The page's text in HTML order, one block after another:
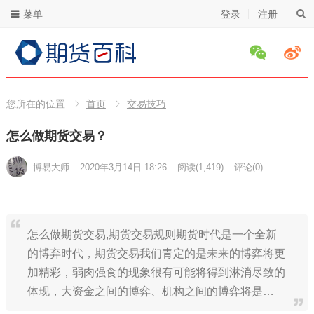
登录 注册
菜单
您所在的位置 首页 交易技巧
怎么做期货交易？
博易大师 2020年3月14日 18:26 阅读(1,419) 评论(0)
怎么做期货交易,期货交易规则期货时代是一个全新
的博弃时代，期货交易我们青定的是未来的博弈将更
加精彩，弱肉强食的现象很有可能将得到淋消尽致的
体现，大资金之间的博弈、机构之间的博弈将是…